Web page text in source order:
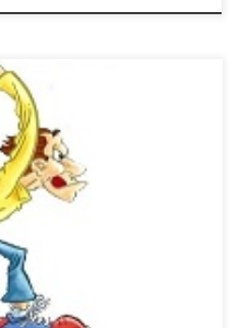
(31) – QUILES (31)-
LAFFON (09) F4 NOGUES –
M3 ROFFINO-81 RAIS- 46
(12) G18 VILADE –
JOLY – CHANONY U15: […]